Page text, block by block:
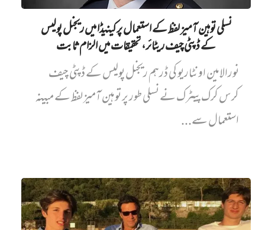
نسلی توہین آمیز لفظ کے استعمال پر کینیڈا میں ریجنل پولیس
کے ڈپٹی چیف ریٹائر، تحقیقات میں الزام ثابت
نورالامین اونٹاریو کی ڈرہم ریجنل پولیس کے ڈپٹی چیف
کرس کرک پیٹرک نے نسلی طور پر توہین آمیز لفظ کے مبینہ
استعمال سے...